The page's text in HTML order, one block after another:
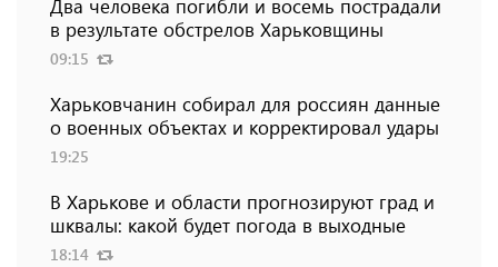
Два человека погибли и восемь пострадали
в результате обстрелов Харьковщины
09:15
Харьковчанин собирал для россиян данные
о военных объектах и ​​корректировал удары
19:25
В Харькове и области прогнозируют град и
шквалы: какой будет погода в выходные
18:14